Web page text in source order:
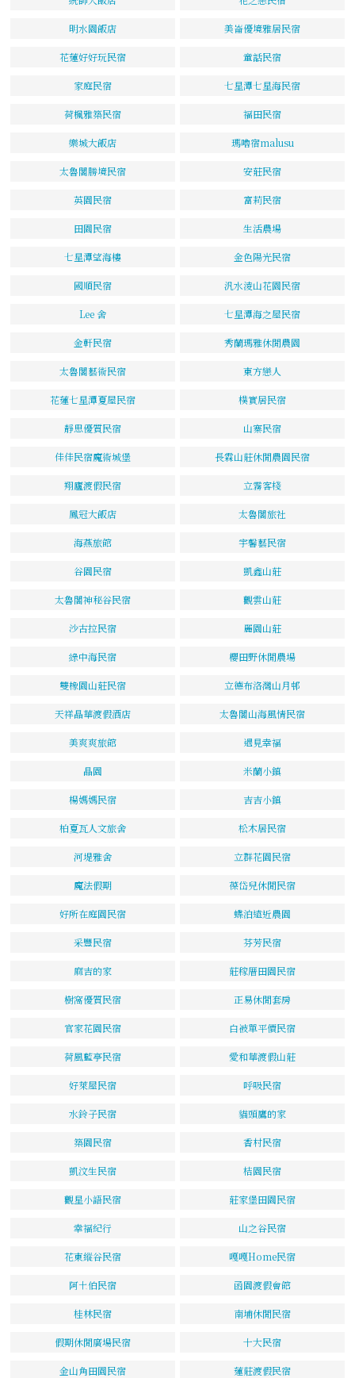
明水園飯店 美崙優境雅居民宿
花蓮好好玩民宿 童話民宿
家庭民宿 七星潭七星海民宿
荷楓雅築民宿 福田民宿
樂城大飯店 瑪嚕宿malusu
太魯閣勝境民宿 安莊民宿
英園民宿 富莉民宿
田園民宿 生活農場
七星潭望海樓 金色陽光民宿
國順民宿 汎水淩山花園民宿
Lee 舍 七星潭海之屋民宿
金軒民宿 秀蘭瑪雅休閒農園
太魯閣藝術民宿 東方戀人
花蓮七星潭夏屋民宿 樸實居民宿
靜思優質民宿 山寨民宿
佳佳民宿魔術城堡 長霖山莊休閒農園民宿
翔廬渡假民宿 立霧客棧
鳳冠大飯店 太魯閣旅社
海燕旅館 宇馨藝民宿
谷園民宿 凱鑫山莊
太魯閣神秘谷民宿 觀雲山莊
沙古拉民宿 麗園山莊
綠中海民宿 櫻田野休閒農場
雙橡園山莊民宿 立德布洛灣山月邨
天祥晶華渡假酒店 太魯閣山海風情民宿
美爽爽旅館 遇見幸福
晶園 米蘭小鎮
楊媽媽民宿 吉吉小鎮
柏夏瓦人文旅舍 松木居民宿
河堤雅舍 立群花園民宿
魔法假期 葆岱兒休閒民宿
好所在庭園民宿 蝶泊遠近農園
采豐民宿 芬芳民宿
麻吉的家 莊稼厝田園民宿
樹窩優質民宿 正易休閒套房
官家花園民宿 白被單平價民宿
荷風藍亭民宿 愛和華渡假山莊
好萊屋民宿 呼吸民宿
水鈴子民宿 貓頭鷹的家
築園民宿 香村民宿
凱汶生民宿 桔園民宿
觀星小語民宿 莊家堡田園民宿
幸福紀行 山之谷民宿
花東縱谷民宿 嘎嘎Home民宿
阿土伯民宿 函園渡假會館
桂林民宿 南埔休閒民宿
假期休閒廣場民宿 十大民宿
金山角田園民宿 蓮莊渡假民宿